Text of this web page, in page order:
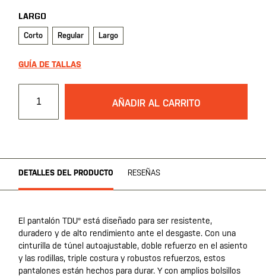
LARGO
Corto Regular Largo
GUÍA DE TALLAS
AÑADIR AL CARRITO
DETALLES DEL PRODUCTO RESEÑAS
El pantalón TDU® está diseñado para ser resistente,
duradero y de alto rendimiento ante el desgaste. Con una
cinturilla de túnel autoajustable, doble refuerzo en el asiento
y las rodillas, triple costura y robustos refuerzos, estos
pantalones están hechos para durar. Y con amplios bolsillos